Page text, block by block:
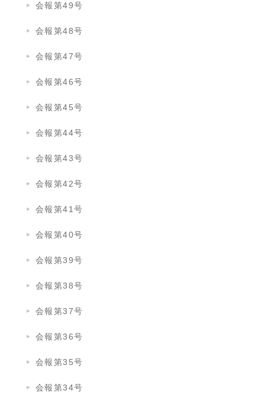
会報第49号
会報第48号
会報第47号
会報第46号
会報第45号
会報第44号
会報第43号
会報第42号
会報第41号
会報第40号
会報第39号
会報第38号
会報第37号
会報第36号
会報第35号
会報第34号